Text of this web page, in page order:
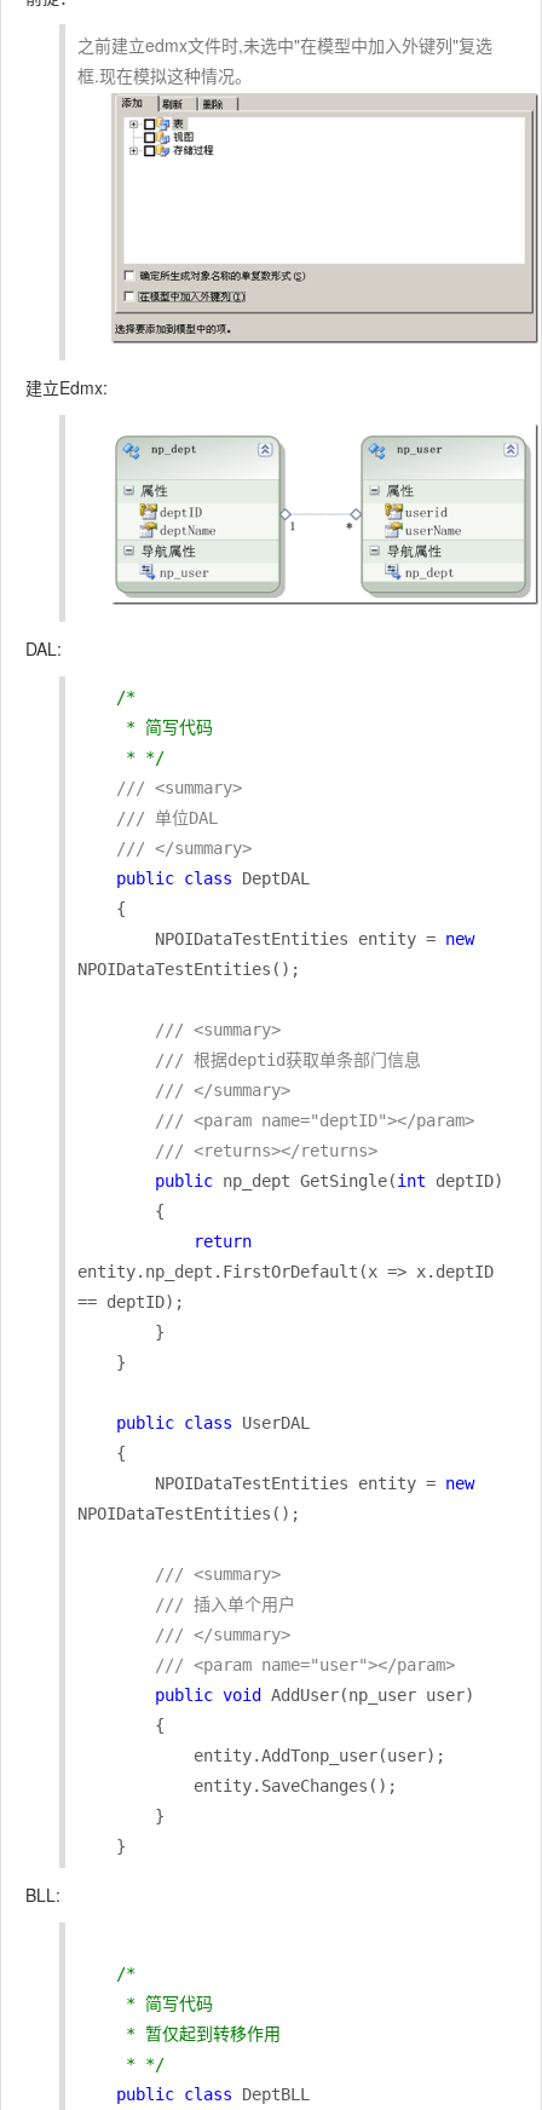
之前建立edmx文件时,未选中"在模型中加入外键列"复选
框.现在模拟这种情况。
建立Edmx:
DAL:
/*
     * */
/// <summary>
/// 单位DAL
/// </summary>
public class DeptDAL
        NPOIDataTestEntities entity =
new
NPOIDataTestEntities();
/// <summary>
/// 根据deptid获取单条部门信息
/// </summary>
/// <param name="deptID"></param>
/// <returns></returns>
public np_dept GetSingle(int deptID)
return
entity.np_dept.FirstOrDefault(x => x.deptID
== deptID);
public class UserDAL
        NPOIDataTestEntities entity =
new
NPOIDataTestEntities();
/// <summary>
/// 插入单个用户
/// </summary>
/// <param name="user"></param>
public void
AddUser(np_user user)
BLL:
/*
     * */
public class DeptBLL